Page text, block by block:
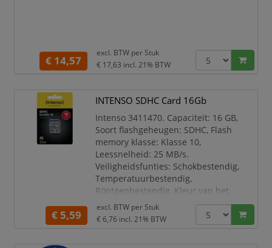
€ 14,57
excl. BTW per Stuk
€ 17,63 incl. 21% BTW
INTENSO SDHC Card 16Gb
Intenso 3411470. Capaciteit: 16 GB,
Soort flashgeheugen: SDHC, Flash
memory klasse: Klasse 10,
Leessnelheid: 25 MB/s.
Veiligheidsfunties: Schokbestendig,
Temperatuurbestendig,
Röntgenbestendig, Kleur van het
product: Zwart
Capaciteit 16 GB
€ 5,59
excl. BTW per Stuk
€ 6,76 incl. 21% BTW